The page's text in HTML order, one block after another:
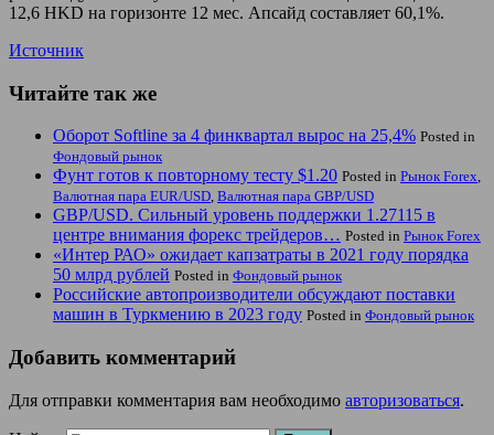
12,6 HKD на горизонте 12 мес. Апсайд составляет 60,1%.
Источник
Читайте так же
Оборот Softline за 4 финквартал вырос на 25,4% Posted in
Фондовый рынок
Фунт готов к повторному тесту $1.20 Posted in Рынок Forex,
Валютная пара EUR/USD, Валютная пара GBP/USD
GBP/USD. Сильный уровень поддержки 1.27115 в
центре внимания форекс трейдеров… Posted in Рынок Forex
«Интер РАО» ожидает капзатраты в 2021 году порядка
50 млрд рублей Posted in Фондовый рынок
Российские автопроизводители обсуждают поставки
машин в Туркмению в 2023 году Posted in Фондовый рынок
Добавить комментарий
Для отправки комментария вам необходимо авторизоваться.